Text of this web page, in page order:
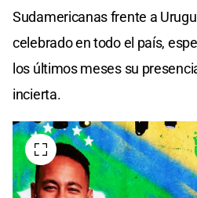
Sudamericanas frente a
celebrado en todo el país,
los últimos meses su
incierta.